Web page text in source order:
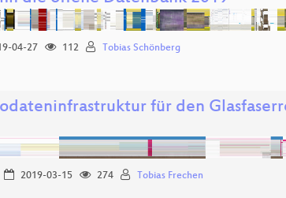
04-27 112 Tobias Schönberg
für den
2019-03-15 274 Tobias Frechen